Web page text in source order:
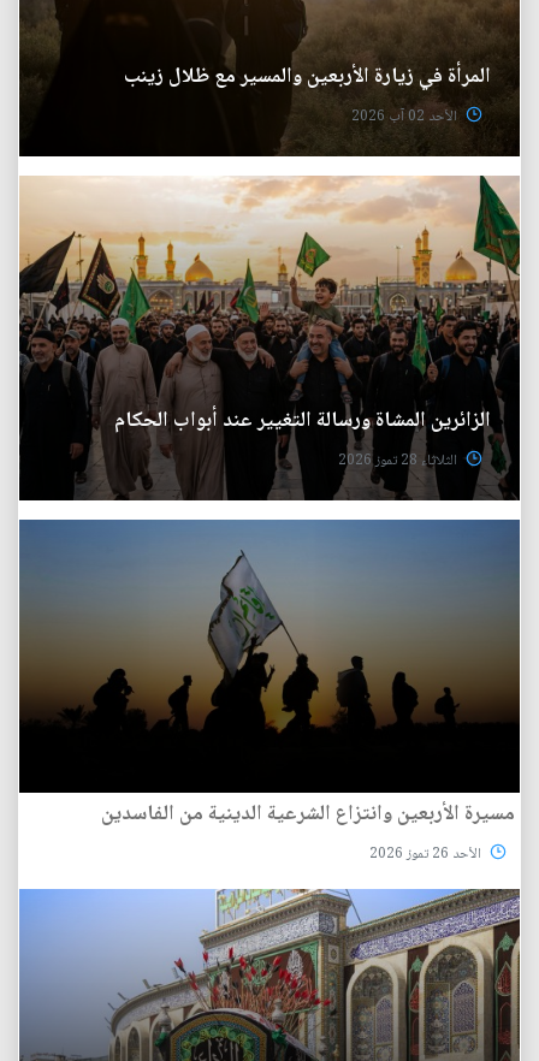
المرأة في زيارة الأربعين والمسير مع ظلال زينب
الأحد 02 آب 2026
الزائرين المشاة ورسالة التغيير عند أبواب الحكام
الثلاثاء 28 تموز 2026
مسيرة الأربعين وانتزاع الشرعية الدينية من الفاسدين
الأحد 26 تموز 2026